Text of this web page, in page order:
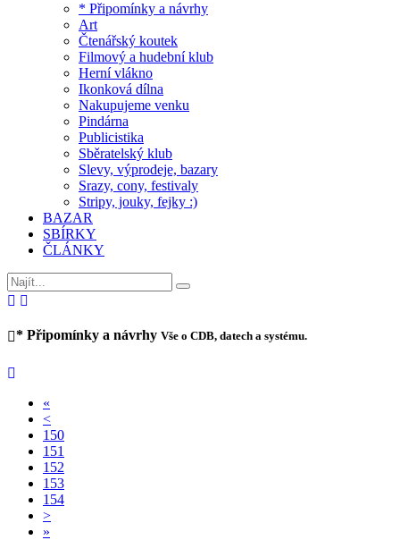
* Připomínky a návrhy
Art
Čtenářský koutek
Filmový a hudební klub
Herní vlákno
Ikonková dílna
Nakupujeme venku
Pindárna
Publicistika
Sběratelský klub
Slevy, výprodeje, bazary
Srazy, cony, festivaly
Stripy, jouky, fejky :)
BAZAR
SBÍRKY
ČLÁNKY
* Připomínky a návrhy Vše o CDB, datech a systému.
«
<
150
151
152
153
154
>
»